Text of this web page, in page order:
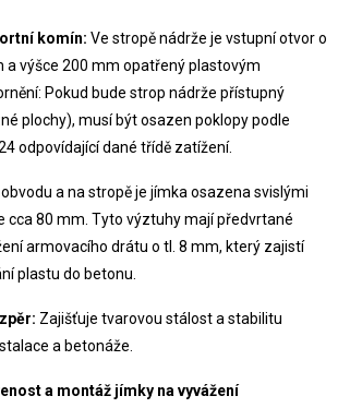
komín: Ve stropě nádrže je vstupní otvor o
a výšce 200 mm opatřený plastovým
Pokud bude strop nádrže přístupný
plochy), musí být osazen poklopy podle
odpovídající dané třídě zatížení.
obvodu a na stropě je jímka osazena svislými
cca 80 mm. Tyto výztuhy mají předvrtané
armovacího drátu o tl. 8 mm, který zajistí
plastu do betonu.
Zajišťuje tvarovou stálost a stabilitu
a betonáže.
a montáž jímky na vyvážení